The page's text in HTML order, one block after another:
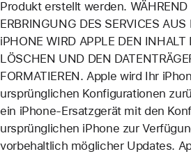
Produkt erstellt werden. WÄHREND
ERBRINGUNG DES SERVICES AUS
iPHONE WIRD APPLE DEN INHALT
LÖSCHEN UND DEN
FORMATIEREN. Apple wird Ihr
ursprünglichen Konfigurationen
ein iPhone-Ersatzgerät mit den
ursprünglichen iPhone zur
vorbehaltlich möglicher Updates.